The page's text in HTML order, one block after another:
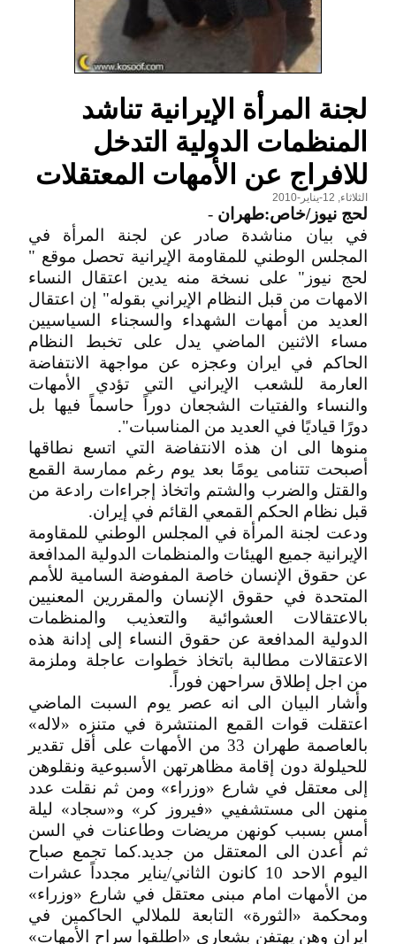
لجنة المرأة الإيرانية تناشد
المنظمات الدولية التدخل
للافراج عن الأمهات المعتقلات
الثلاثاء, 12-يناير-2010
لحج نيوز/خاص:طهران -
في بيان مناشدة صادر عن لجنة المرأة في
المجلس الوطني للمقاومة الإيرانية تحصل موقع "
لحج نيوز" على نسخة منه يدين اعتقال النساء
الامهات من قبل النظام الإيراني بقوله" إن اعتقال
العديد من أمهات الشهداء والسجناء السياسيين
مساء الاثنين الماضي يدل على تخبط النظام
الحاكم في ايران وعجزه عن مواجهة الانتفاضة
العارمة للشعب الإيراني التي تؤدي الأمهات
والنساء والفتيات الشجعان دوراً حاسماً فيها بل
دورًا قياديًا في العديد من المناسبات".
منوها الى ان هذه الانتفاضة التي اتسع نطاقها
أصبحت تتنامى يومًا بعد يوم رغم ممارسة القمع
والقتل والضرب والشتم واتخاذ إجراءات رادعة من
قبل نظام الحكم القمعي القائم في إيران.
ودعت لجنة المرأة في المجلس الوطني للمقاومة
الإيرانية جميع الهيئات والمنظمات الدولية المدافعة
عن حقوق الإنسان خاصة المفوضة السامية للأمم
المتحدة في حقوق الإنسان والمقررين المعنيين
بالاعتقالات العشوائية والتعذيب والمنظمات
الدولية المدافعة عن حقوق النساء إلى إدانة هذه
الاعتقالات مطالبة باتخاذ خطوات عاجلة وملزمة
من اجل إطلاق سراحهن فوراً.
وأشار البيان الى انه عصر يوم السبت الماضي
اعتقلت قوات القمع المنتشرة في متنزه «لاله»
بالعاصمة طهران 33 من الأمهات على أقل تقدير
للحيلولة دون إقامة مظاهرتهن الأسبوعية ونقلوهن
إلى معتقل في شارع «وزراء» ومن ثم نقلت عدد
منهن الى مستشفيي «فيروز كر» و«سجاد» ليلة
أمس بسبب كونهن مريضات وطاعنات في السن
ثم أعدن الى المعتقل من جديد.كما تجمع صباح
اليوم الاحد 10 كانون الثاني/يناير مجدداً عشرات
من الأمهات امام مبنى معتقل في شارع «وزراء»
ومحكمة «الثورة» التابعة للملالي الحاكمين في
ايران وهن يهتفن بشعاري «اطلقوا سراح الأمهات»